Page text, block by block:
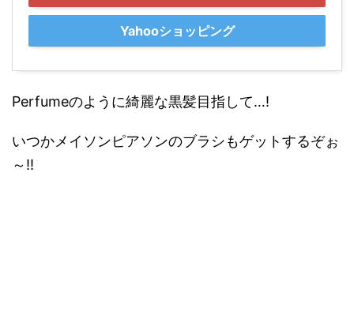
Yahooショッピング
Perfumeのように綺麗な黒髪目指して…!
いつかメイソンピアソンのブラシもゲットするぞぉ
～!!